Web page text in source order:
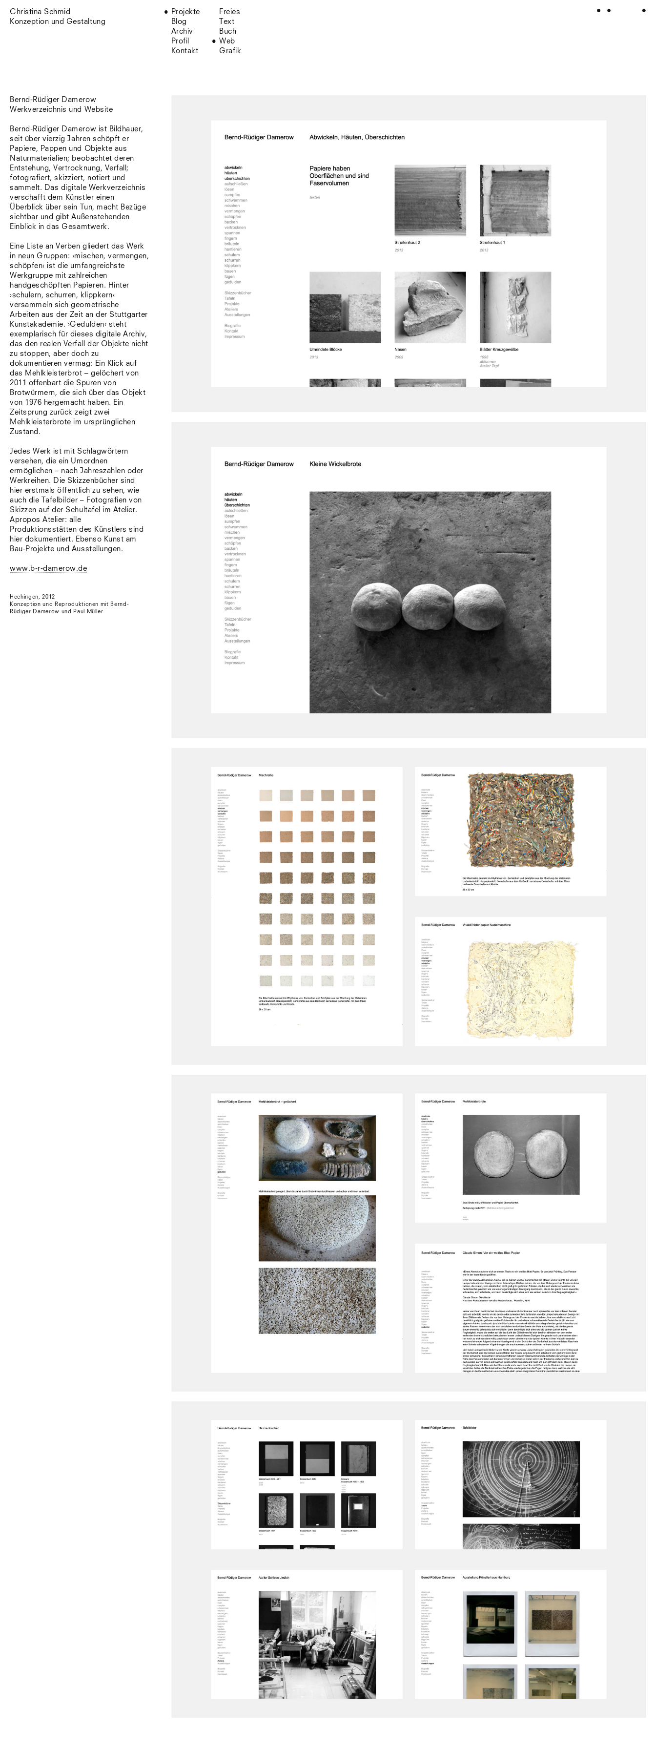
Christina Schmid
Konzeption und Gestaltung
Projekte
Blog
Archiv
Profil
Kontakt
Freies
Text
Buch
Web
Grafik
Bernd-Rüdiger Damerow
Werkverzeichnis und Website
Bernd-Rüdiger Damerow ist Bildhauer,
seit über vierzig Jahren schöpft er
Papiere, Pappen und Objekte aus
Naturmaterialien; beobachtet deren
Entstehung, Vertrocknung, Verfall;
fotografiert, skizziert, notiert und
sammelt. Das digitale Werkverzeichnis
verschafft dem Künstler einen
Überblick über sein Tun, macht Bezüge
sichtbar und gibt Außenstehenden
Einblick in das Gesamtwerk.
Eine Liste an Verben gliedert das Werk
in neun Gruppen: ›mischen, vermengen,
schöpfen‹ ist die umfangreichste
Werkgruppe mit zahlreichen
handgeschöpften Papieren. Hinter
›schulern, schurren, klippkern‹
versammeln sich geometrische
Arbeiten aus der Zeit an der Stuttgarter
Kunstakademie. ›Gedulden‹ steht
exemplarisch für dieses digitale Archiv,
das den realen Verfall der Objekte nicht
zu stoppen, aber doch zu
dokumentieren vermag: Ein Klick auf
das Mehlkleisterbrot – gelöchert von
2011 offenbart die Spuren von
Brotwürmern, die sich über das Objekt
von 1976 hergemacht haben. Ein
Zeitsprung zurück zeigt zwei
Mehlkleisterbrote im ursprünglichen
Zustand.
Jedes Werk ist mit Schlagwörtern
versehen, die ein Umordnen
ermöglichen – nach Jahreszahlen oder
Werkreihen. Die Skizzenbücher sind
hier erstmals öffentlich zu sehen, wie
auch die Tafelbilder – Fotografien von
Skizzen auf der Schultafel im Atelier.
Apropos Atelier: alle
Produktionsstätten des Künstlers sind
hier dokumentiert. Ebenso Kunst am
Bau-Projekte und Ausstellungen.
www.b-r-damerow.de
Hechingen, 2012
Konzeption und Reproduktionen mit Bernd-
Rüdiger Damerow und Paul Müller